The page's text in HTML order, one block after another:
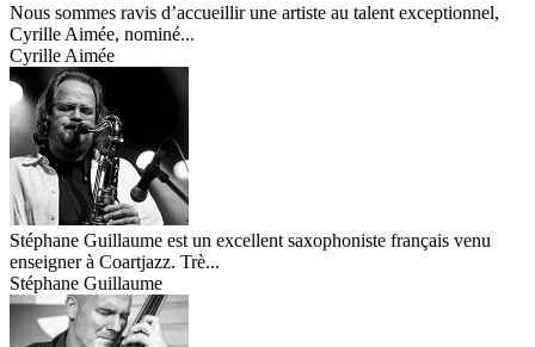
Nous sommes ravis d’accueillir une artiste au talent exceptionnel,
Cyrille Aimée, nominé...
Cyrille Aimée
Stéphane Guillaume est un excellent saxophoniste français venu
enseigner à Coartjazz. Trè...
Stéphane Guillaume